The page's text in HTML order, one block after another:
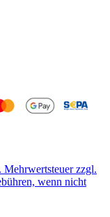
zzgl.
wenn nicht